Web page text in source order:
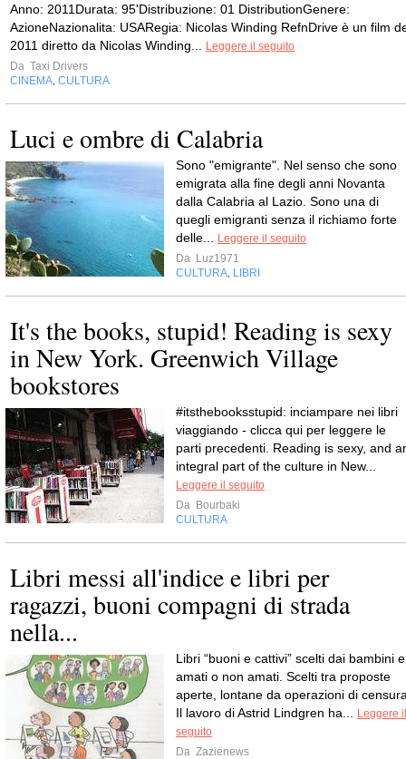
Anno: 2011Durata: 95'Distribuzione: 01 DistributionGenere:
AzioneNazionalita: USARegia: Nicolas Winding RefnDrive è un film
2011 diretto da Nicolas Winding...
Leggere il seguito
Da Taxi Drivers
CINEMA CULTURA
Luci e ombre di Calabria
Sono "emigrante". Nel senso che sono
emigrata alla fine degli anni Novanta
dalla Calabria al Lazio. Sono una di
quegli emigranti senza il richiamo forte
delle...
Leggere il seguito
Da Luz1971
CULTURA LIBRI
It's the books, stupid! Reading is sexy
in New York. Greenwich Village
bookstores
#itsthebooksstupid: inciampare nei libri
viaggiando - clicca qui per leggere le
parti precedenti. Reading is sexy, and
integral part of the culture in New...
Leggere il seguito
Da Bourbaki
CULTURA
Libri messi all'indice e libri per
ragazzi, buoni compagni di strada
nella...
Libri “buoni e cattivi” scelti dai bambini e
amati o non amati. Scelti tra proposte
aperte, lontane da operazioni di
Il lavoro di Astrid Lindgren ha...
Leggere il
seguito
Da Zazienews